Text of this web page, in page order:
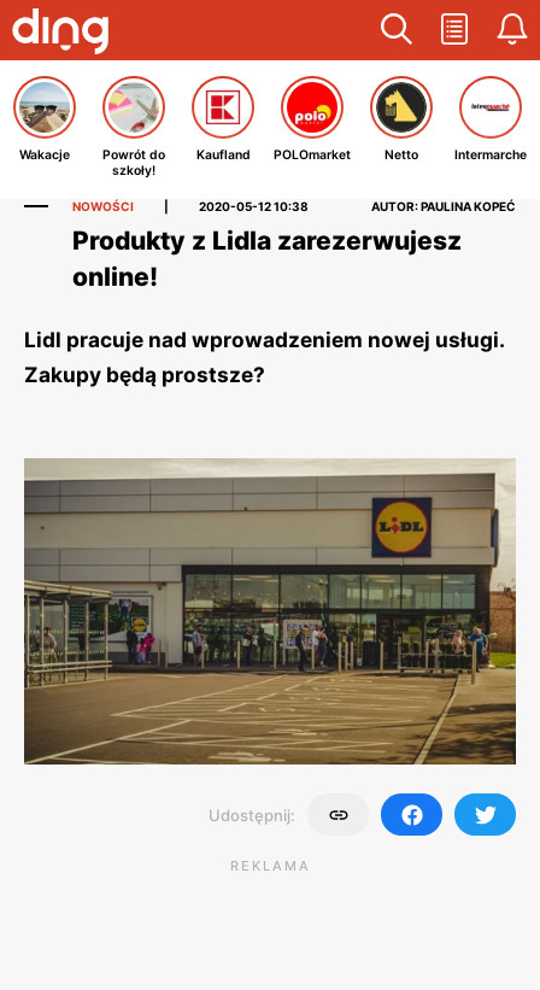
Wakacje
Powrót do
szkoły!
Kaufland POLOmarket Netto Intermarche
NOWOŚCI 2020-05-12 10:38 AUTOR: PAULINA KOPEĆ
Produkty z Lidla zarezerwujesz
online!
Lidl pracuje nad wprowadzeniem nowej usługi.
Zakupy będą prostsze?
Udostępnij:
REKLAMA